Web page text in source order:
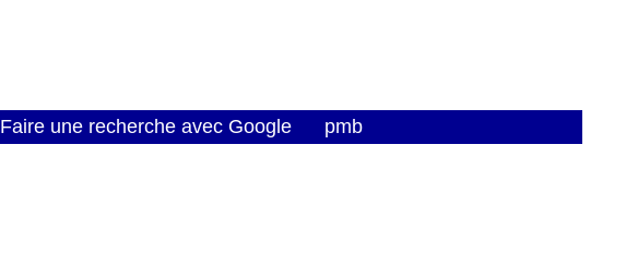
Faire une recherche avec Google pmb